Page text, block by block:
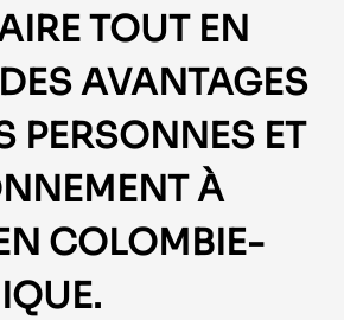
TOUT EN
AVANTAGES
PERSONNES ET
À
COLOMBIE-